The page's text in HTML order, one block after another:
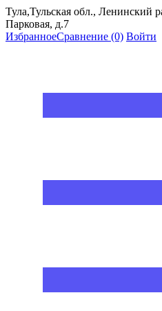
Тула,Тульская обл., Ленинский
Парковая, д.7
ИзбранноеСравнение (0) Войти